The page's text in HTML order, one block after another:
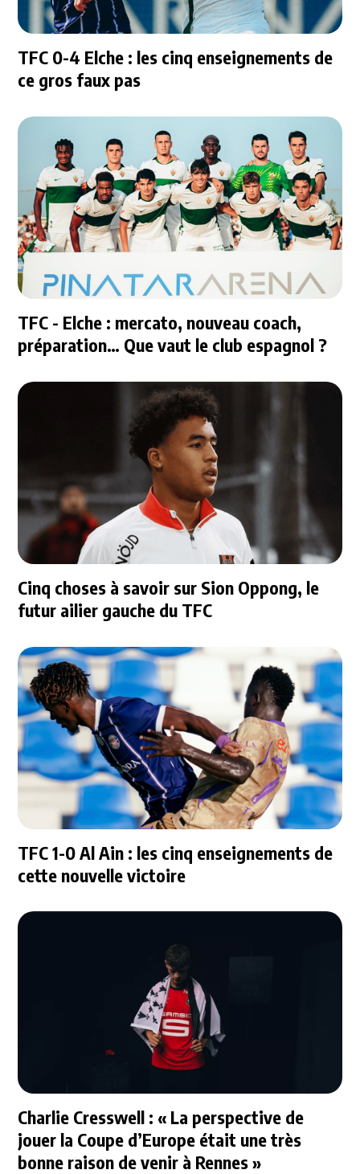
TFC 0-4 Elche : les cinq enseignements de
ce gros faux pas
TFC - Elche : mercato, nouveau coach,
préparation… Que vaut le club espagnol ?
Cinq choses à savoir sur Sion Oppong, le
futur ailier gauche du TFC
TFC 1-0 Al Ain : les cinq enseignements de
cette nouvelle victoire
Charlie Cresswell : « La perspective de
jouer la Coupe d’Europe était une très
bonne raison de venir à Rennes »